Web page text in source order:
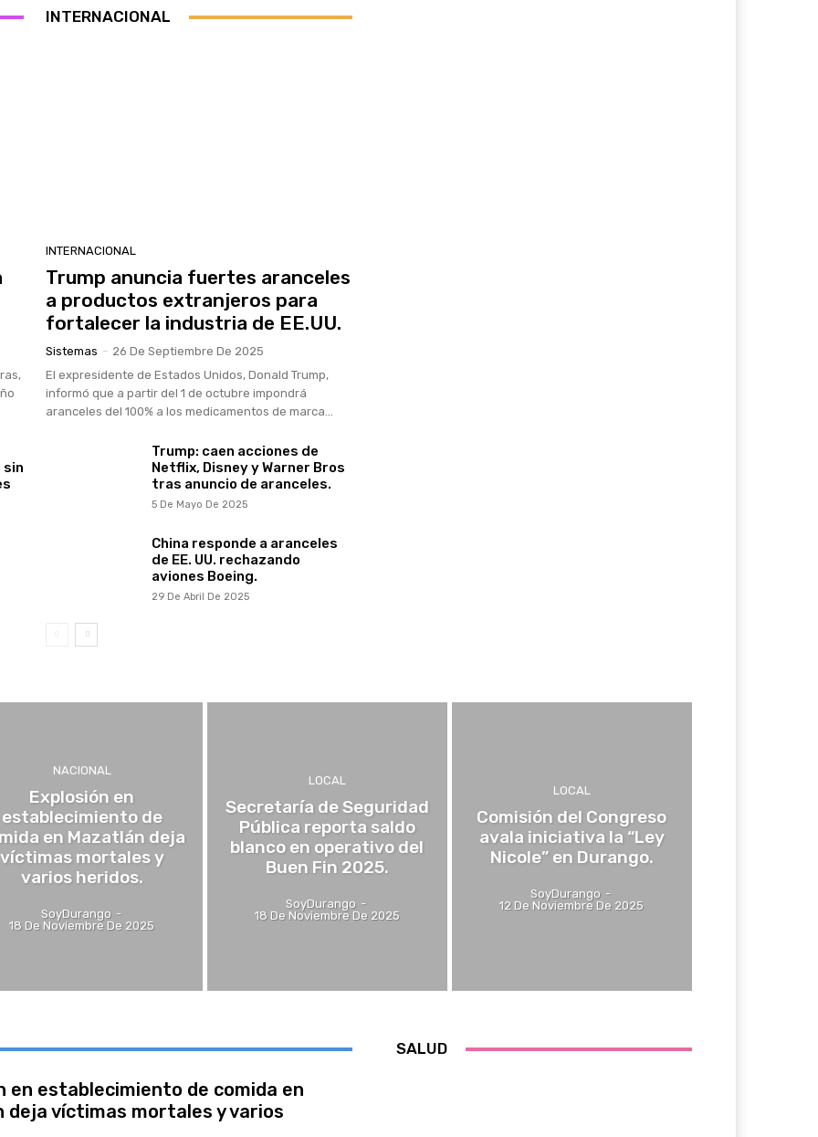
sin
INTERNACIONAL
INTERNACIONAL
Trump anuncia fuertes aranceles
a productos extranjeros para
fortalecer la industria de EE.UU.
Sistemas - 26 De Septiembre De 2025
El expresidente de Estados Unidos, Donald Trump,
informó que a partir del 1 de octubre impondrá
aranceles del 100% a los medicamentos de marca...
Trump: caen acciones de
Netflix, Disney y Warner Bros
tras anuncio de aranceles.
5 De Mayo De 2025
China responde a aranceles
de EE. UU. rechazando
aviones Boeing.
29 De Abril De 2025
NACIONAL
Explosión en
establecimiento de
en Mazatlán deja
víctimas mortales y
varios heridos.
SoyDurango -
18 De Noviembre De 2025
LOCAL
Secretaría de Seguridad
Pública reporta saldo
blanco en operativo del
Buen Fin 2025.
SoyDurango -
18 De Noviembre De 2025
LOCAL
Comisión del Congreso
avala iniciativa la “Ley
Nicole” en Durango.
SoyDurango -
12 De Noviembre De 2025
en establecimiento de comida en
deja víctimas mortales y varios
SALUD